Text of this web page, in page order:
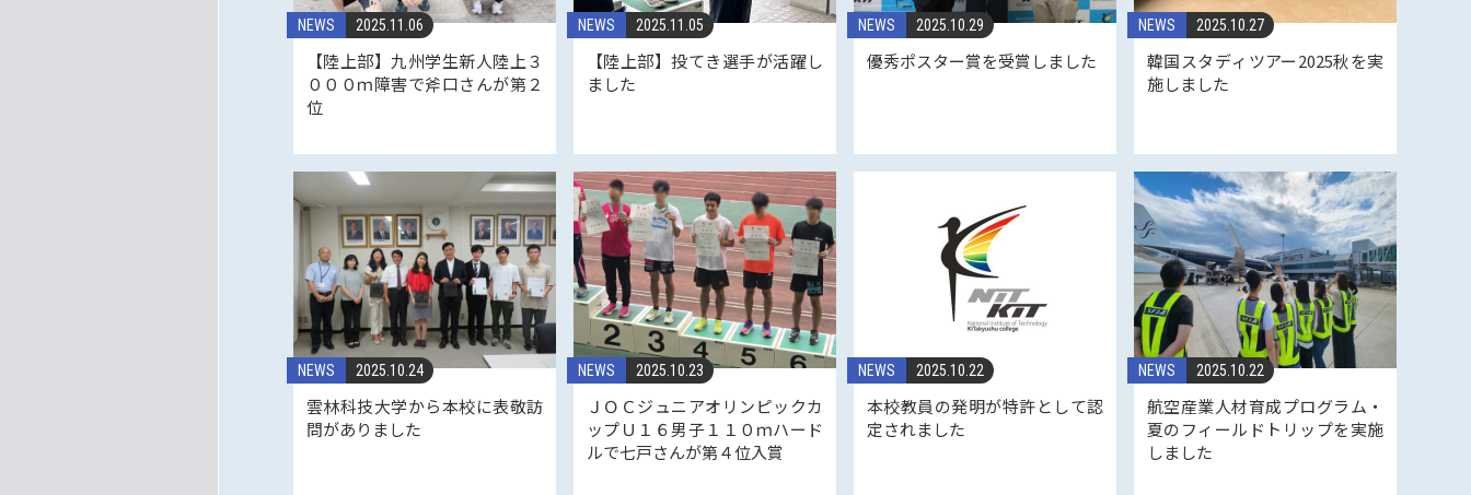
2025.11.06
NEWS
【陸上部】九州学生新人陸上３
０００ｍ障害で斧口さんが第２
位
2025.11.05
NEWS
【陸上部】投てき選手が活躍し
ました
2025.10.29
NEWS
優秀ポスター賞を受賞しました
2025.10.27
NEWS
韓国スタディツアー2025秋を実
施しました
2025.10.24
NEWS
雲林科技大学から本校に表敬訪
問がありました
2025.10.23
NEWS
ＪＯＣジュニアオリンピックカ
ップＵ１６男子１１０ｍハード
ルで七戸さんが第４位入賞
2025.10.22
NEWS
本校教員の発明が特許として認
定されました
2025.10.22
NEWS
航空産業人材育成プログラム・
夏のフィールドトリップを実施
しました